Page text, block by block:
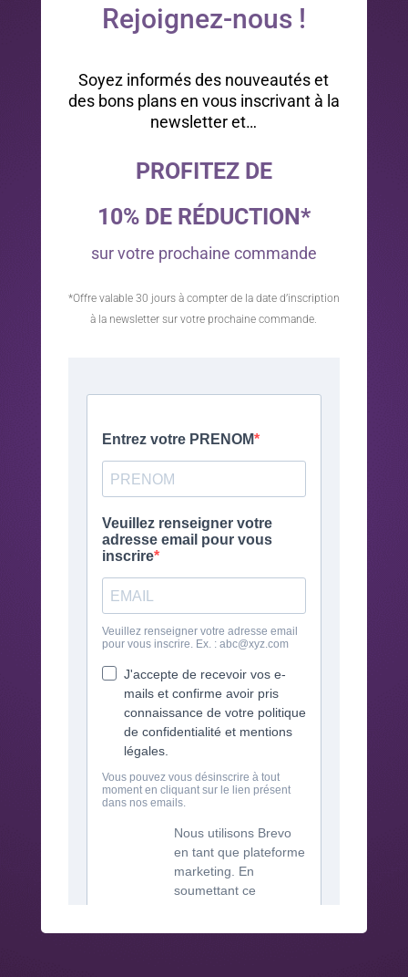
Rejoignez-nous !
Soyez informés des nouveautés et
des bons plans en vous inscrivant à la
newsletter et…
PROFITEZ DE
10% DE RÉDUCTION*
sur votre prochaine commande
*Offre valable 30 jours à compter de la date d’inscription
à la newsletter sur votre prochaine commande.